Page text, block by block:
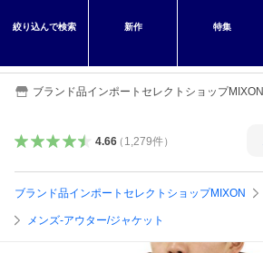
ブランド品インポートセレクトショップMIXON
4.66（ 1,279件）
ブランド品インポートセレクトショップMIXON
メンズ-アウター/ジャケット
絞り込んで検索 新作 特集